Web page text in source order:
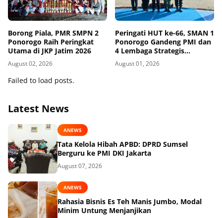
Borong Piala, PMR SMPN 2
Ponorogo Raih Peringkat
Utama di JKP Jatim 2026
August 02, 2026
Peringati HUT ke-66, SMAN 1
Ponorogo Gandeng PMI dan
4 Lembaga Strategis
Tegakkan Sekolah
Berintegritas, Sesmenko
August 01, 2026
Failed to load posts.
Latest News
ANEWS
Tata Kelola Hibah APBD: DPRD Sumsel
Berguru ke PMI DKI Jakarta
August 07, 2026
ANEWS
Rahasia Bisnis Es Teh Manis Jumbo, Modal
Minim Untung Menjanjikan